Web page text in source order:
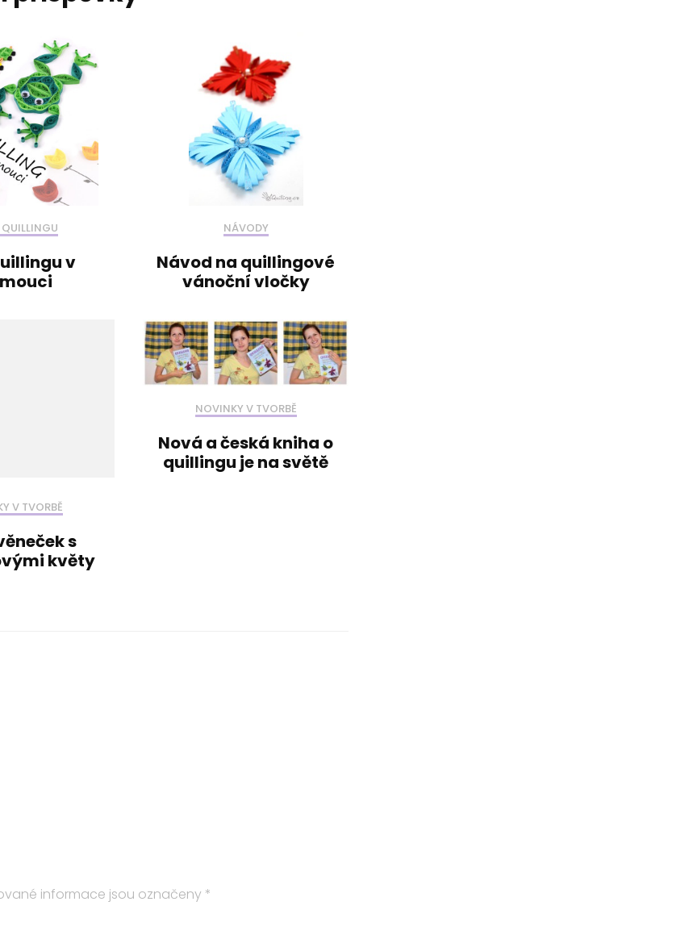
QUILLINGU
v
NÁVODY
Návod na quillingové
vánoční vločky
V TVORBĚ
s
květy
NOVINKY V TVORBĚ
Nová a česká kniha o
quillingu je na světě
informace jsou označeny *